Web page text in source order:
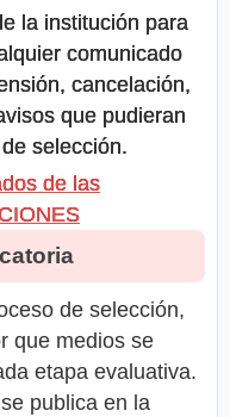
la institución para
comunicado
cancelación,
que pudieran
selección.
de las
de selección,
que medios se
etapa evaluativa.
publica en la